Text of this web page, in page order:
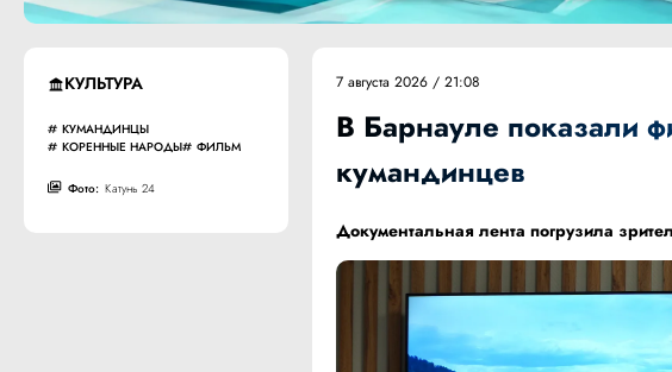
КУЛЬТУРА
КУМАНДИНЦЫ
КОРЕННЫЕ НАРОДЫ
ФИЛЬМ
Фото: Катунь 24
7 августа 2026 / 21:08
В Барнауле показали
кумандинцев
Документальная лента погрузила